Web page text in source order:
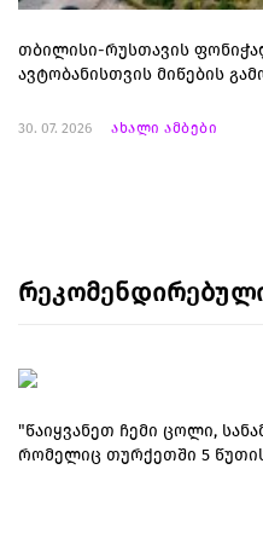
თბილისი-რუსთავის
ავტობანისთვის მიწების
30. 07. 2026 ახალი ამბები
"წაიყვანეთ ჩემი ცოლი,
რომელიც თურქეთში 5